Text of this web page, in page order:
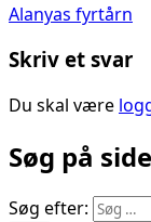
Alanyas fyrtårn
Skriv et svar
Du skal være
Søg på
Søg efter: